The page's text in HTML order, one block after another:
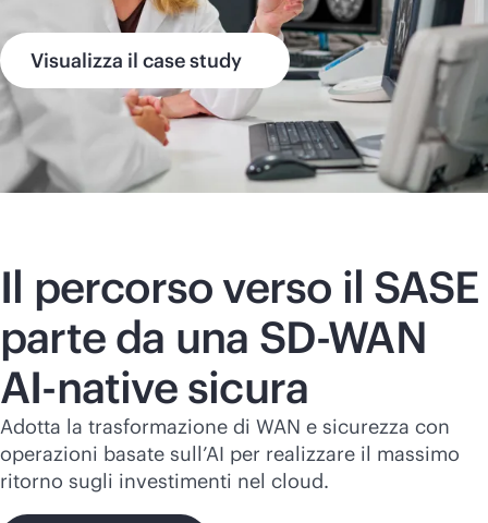
Visualizza il case study
Il percorso verso il SASE
parte da una SD-WAN
AI-nativesicura
Adotta la trasformazione di WAN e sicurezza con
operazioni basate sull’AI per realizzare il massimo
ritorno sugli investimenti nel cloud.